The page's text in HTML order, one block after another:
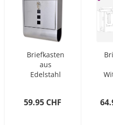
Briefkasten
aus
Edelstahl
59.95 CHF